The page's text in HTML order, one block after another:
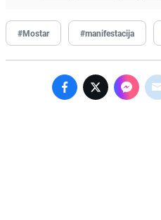
#Mostar #manifestacija